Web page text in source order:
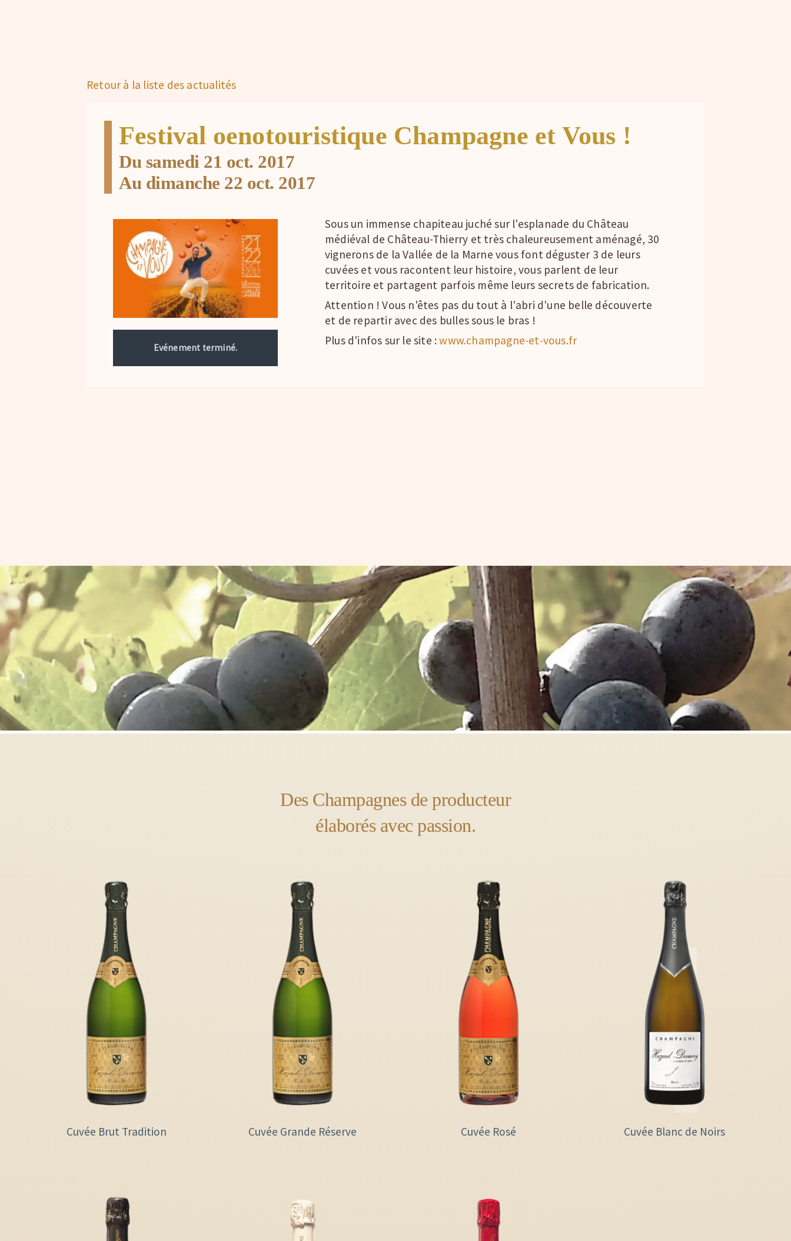
Retour à la liste des actualités
Festival oenotouristique Champagne et Vous !
Du samedi 21 oct. 2017
Au dimanche 22 oct. 2017
Evénement terminé.
Sous un immense chapiteau juché sur l'esplanade du Château
médiéval de Château-Thierry et très chaleureusement aménagé, 30
vignerons de la Vallée de la Marne vous font déguster 3 de leurs
cuvées et vous racontent leur histoire, vous parlent de leur
territoire et partagent parfois même leurs secrets de fabrication.
Attention ! Vous n'êtes pas du tout à l'abri d'une belle découverte
et de repartir avec des bulles sous le bras !
Plus d'infos sur le site :www.champagne-et-vous.fr
Des Champagnes de producteur
élaborés avec passion.
Cuvée Brut Tradition Cuvée Grande Réserve Cuvée Rosé Cuvée Blanc de Noirs